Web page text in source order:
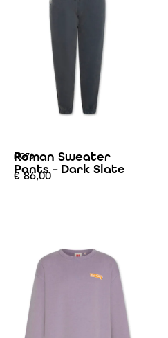
AO76
Roman Sweater
Pants – Dark Slate
€86,00